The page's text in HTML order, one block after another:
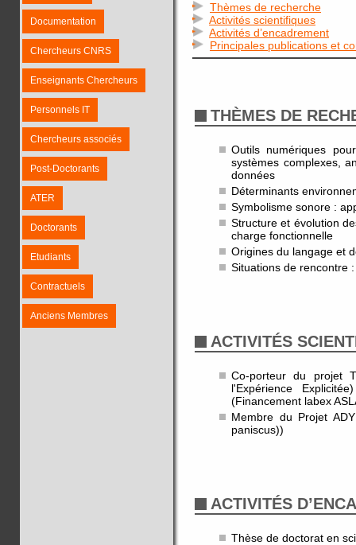
Documentation
Chercheurs CNRS
Enseignants Chercheurs
Personnels IT
Chercheurs associés
Post-Doctorants
ATER
Doctorants
Etudiants
Contractuels
Anciens Membres
Thèmes de recherche
Activités scientifiques
Activités d’encadrement
Principales publications et
THÈMES DE
Outils numériques
systèmes complexes,
données
Déterminants
Symbolisme sonore :
Structure et évolution
charge fonctionnelle
Origines du langage et
Situations de rencontre
ACTIVITÉS
Co-porteur du projet
l'Expérience
(Financement labex
Membre du Projet
paniscus))
ACTIVITÉS
Thèse de doctorat en